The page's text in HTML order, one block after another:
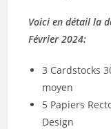
Voici en détail la
Février 2024:
3 Cardstocks
moyen
5 Papiers
Design